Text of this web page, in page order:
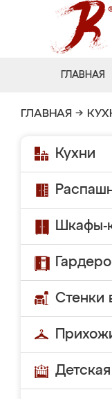
ГЛАВНАЯ
ГЛАВНАЯ →
Кухни
Шкафы-
Стенки